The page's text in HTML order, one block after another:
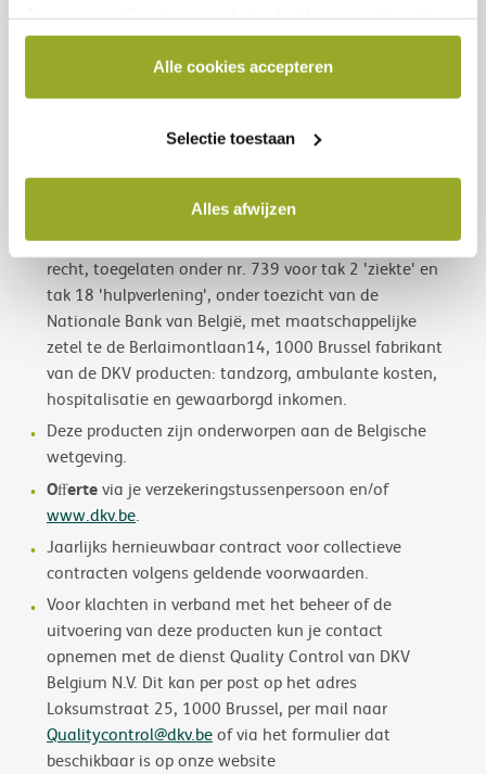
DKV of over hoe u cookies kan blokkeren en/of
verwijderen, raadpleeg dan onze Cookieverklaring
beschikbaar onderaan elke websitepagina.
Alle cookies accepteren
Selectie toestaan
Alles afwijzen
en plichten, raadpleeg deAlgemene en/of Tarifaire
Productinformatiefiches (IPID) vóór het afsluiten
verzekeringstussenpersoon, opwww.dkv.be
Tel.: +32(0)2 287 64 11 |www.dkv.be
0414858607, verzekeringsonderneming naar Belgisch
recht, toegelaten onder nr. 739 voor tak 2 'ziekte' en
tak 18 'hulpverlening', onder toezicht van de
Nationale Bank van België, met maatschappelijke
zetel te de Berlaimontlaan14, 1000 Brussel fabrikant
van de DKV producten: tandzorg, ambulante kosten,
hospitalisatie en gewaarborgd inkomen.
Deze producten zijn onderworpen aan de Belgische
wetgeving.
Oﬀertevia je verzekeringstussenpersoon en/of
www.dkv.be.
Jaarlijks hernieuwbaar contract voor collectieve
contracten volgens geldende voorwaarden.
Voor klachten in verband met het beheer of de
uitvoering van deze producten kun je contact
opnemen met de dienst Quality Control van DKV
Belgium N.V. Dit kan per post op het adres
Loksumstraat 25, 1000 Brussel, per mail naar
Qualitycontrol@dkv.beof via het formulier dat
beschikbaar is op onze website